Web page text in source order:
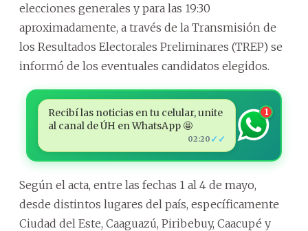
elecciones generales y para las 19:30
aproximadamente, a través de la Transmisión de
los Resultados Electorales Preliminares (TREP) se
informó de los eventuales candidatos elegidos.
Recibí las noticias en tu celular, unite
al canal de ÚH en WhatsApp 🤩
02:20 ✓✓
1
Según el acta, entre las fechas 1 al 4 de mayo,
desde distintos lugares del país, específicamente
Ciudad del Este, Caaguazú, Piribebuy, Caacupé y